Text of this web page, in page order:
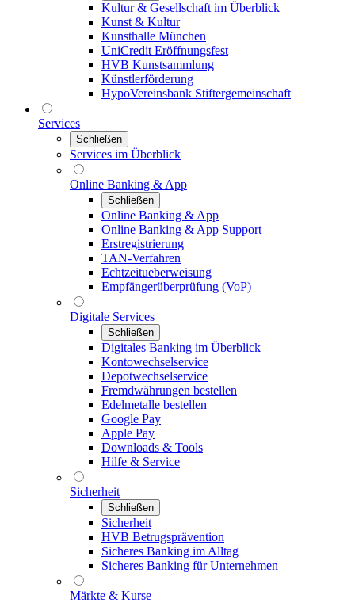
Kultur & Gesellschaft im Überblick
Kunst & Kultur
Kunsthalle München
UniCredit Eröffnungsfest
HVB Kunstsammlung
Künstlerförderung
HypoVereinsbank Stiftergemeinschaft
Services
Schließen
Services im Überblick
Online Banking & App
Schließen
Online Banking & App
Online Banking & App Support
Erstregistrierung
TAN-Verfahren
Echtzeitueberweisung
Empfängerüberprüfung (VoP)
Digitale Services
Schließen
Digitales Banking im Überblick
Kontowechselservice
Depotwechselservice
Fremdwährungen bestellen
Edelmetalle bestellen
Google Pay
Apple Pay
Downloads & Tools
Hilfe & Service
Sicherheit
Schließen
Sicherheit
HVB Betrugsprävention
Sicheres Banking im Alltag
Sicheres Banking für Unternehmen
Märkte & Kurse